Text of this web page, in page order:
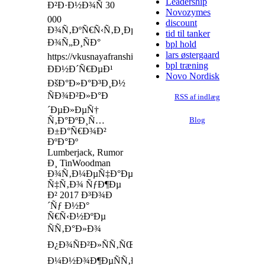
Ð²Ð·Ð½Ð¾Ñ 30
000
Ð¾Ñ‚ÐºÑ€Ñ‹Ñ‚Ð¸Ðµ
Ð¾Ñ„Ð¸ÑÐ°
https://vkusnayafranshiza.ru/
ÐÐ½Ð´Ñ€ÐµÐ¹
ÐšÐ°Ð»Ð°Ð³Ð¸Ð½
ÑÐ¾Ð²Ð»Ð°Ð
´ÐµÐ»ÐµÑ†
Ñ‚Ð°ÐºÐ¸Ñ…
Ð±Ð°Ñ€Ð¾Ð²
ÐºÐ°Ðº
Lumberjack, Rumor
Ð¸ TinWoodman
Ð¾Ñ‚Ð¼ÐµÑ‡Ð°ÐµÑ‚,
Ñ‡Ñ‚Ð¾ ÑƒÐ¶Ðµ
Ð² 2017 Ð³Ð¾Ð
´Ñƒ Ð½Ð°
Ñ€Ñ‹Ð½ÐºÐµ
ÑÑ‚Ð°Ð»Ð¾
Ð¿Ð¾ÑÐ²Ð»ÑÑ‚ÑŒÑÑ
Ð¼Ð½Ð¾Ð¶ÐµÑÑ‚Ð²Ð¾
Novozymes
discount
tid til tanker
bpl hold
lars østergaard
bpl træning
Novo Nordisk
RSS af indlæg
Blog